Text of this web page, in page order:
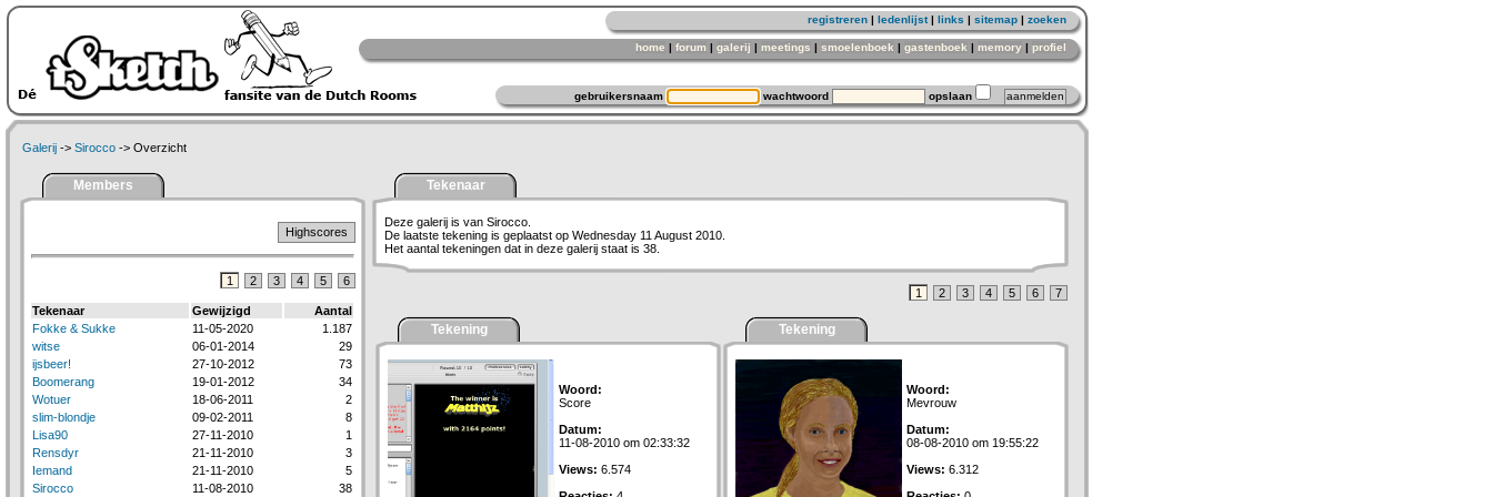
registreren | ledenlijst| links | sitemap | zoeken
home | forum | galerij | meetings | smoelenboek | gastenboek | memory | profiel
gebruikersnaam wachtwoord opslaan
Galerij -> Sirocco -> Overzicht
Members
Highscores
1 2 3 4 5 6
Tekenaar Gewijzigd
Aantal
Fokke & Sukke
11-05-2020
1.187
witse
06-01-2014
29
ijsbeer!
27-10-2012
73
Boomerang
19-01-2012
34
Wotuer
18-06-2011
2
slim-blondje
09-02-2011
8
Lisa90
27-11-2010
1
Rensdyr
21-11-2010
3
Iemand
21-11-2010
5
Sirocco
11-08-2010 38
Tekenaar
Deze galerij is van Sirocco.
De laatste tekening is geplaatst op Wednesday 11 August 2010.
Het aantal tekeningen dat in deze galerij staat is 38.
1 2 3 4 5 6 7
Tekening
Woord:
Score
Datum:
11-08-2010 om 02:33:32
Views: 6.574
Tekening
Woord:
Mevrouw
Datum:
08-08-2010 om 19:55:22
Views: 6.312